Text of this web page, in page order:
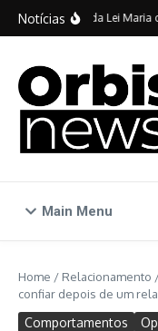
Ir para o conteúdo
Notícias
Vinte anos da Lei Maria
Main Menu
Home / Relacionamento
confiar depois de um
Comportamentos